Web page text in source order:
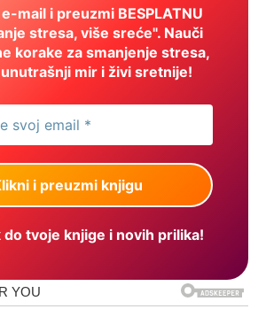
mail i preuzmi BESPLATNU
stresa, više sreće". Nauči
korake za smanjenje stresa,
mir i živi sretnije!
do tvoje knjige i novih prilika!